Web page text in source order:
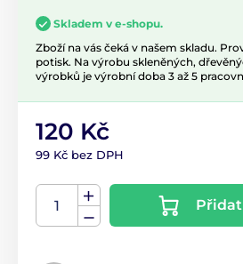
Skladem v e-shopu.
Zboží na vás čeká v našem skladu.
potisk. Na výrobu skleněných,
výrobků je výrobní doba 3 až 5
120 Kč
99 Kč bez DPH